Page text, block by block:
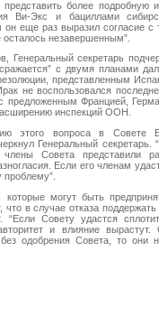
более подробную
Ви-Экс и бациллами
он еще раз выразил согласие
незавершенным”.
Генеральный секретарь
с двумя планами
представленным
не воспользовался
предложенным Францией,
инспекций ООН.
этого вопроса в Совете
Генеральный
Совета представили
Если его членам
которые могут быть
что в случае отказа
“Если Совету удастся
и влияние
одобрения Совета, то они